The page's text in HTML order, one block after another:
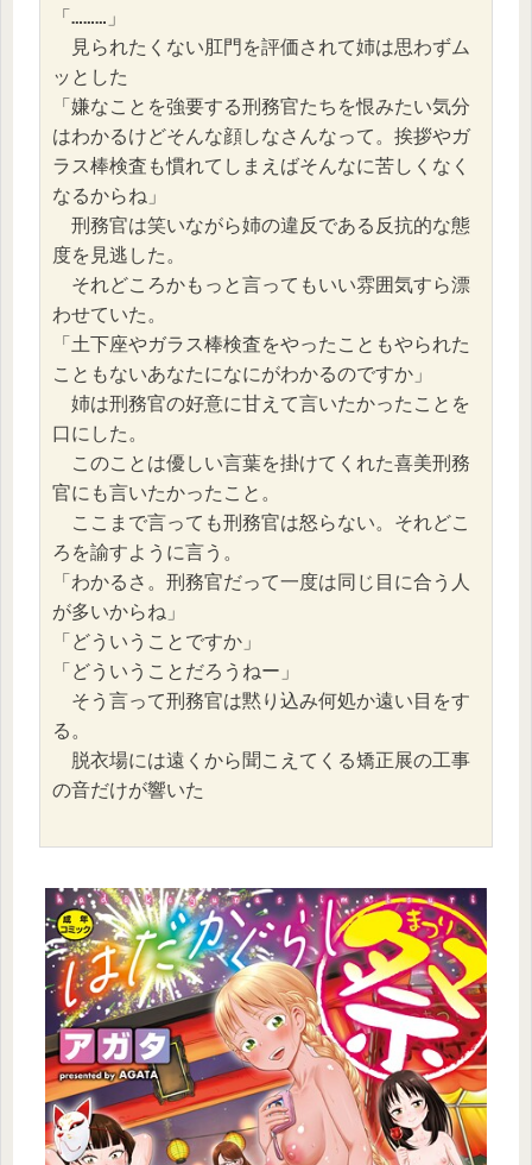
「………」
見られたくない肛門を評価されて姉は思わずム
ッとした
「嫌なことを強要する刑務官たちを恨みたい気分
はわかるけどそんな顔しなさんなって。挨拶やガ
ラス棒検査も慣れてしまえばそんなに苦しくなく
なるからね」
刑務官は笑いながら姉の違反である反抗的な態
度を見逃した。
それどころかもっと言ってもいい雰囲気すら漂
わせていた。
「土下座やガラス棒検査をやったこともやられた
こともないあなたになにがわかるのですか」
姉は刑務官の好意に甘えて言いたかったことを
口にした。
このことは優しい言葉を掛けてくれた喜美刑務
官にも言いたかったこと。
ここまで言っても刑務官は怒らない。それどこ
ろを諭すように言う。
「わかるさ。刑務官だって一度は同じ目に合う人
が多いからね」
「どういうことですか」
「どういうことだろうねー」
そう言って刑務官は黙り込み何処か遠い目をす
る。
脱衣場には遠くから聞こえてくる矯正展の工事
の音だけが響いた